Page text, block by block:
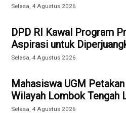
Selasa, 4 Agustus 2026
DPD RI Kawal Program
Aspirasi untuk
Selasa, 4 Agustus 2026
Mahasiswa UGM
Wilayah Lombok Tengah
Selasa, 4 Agustus 2026